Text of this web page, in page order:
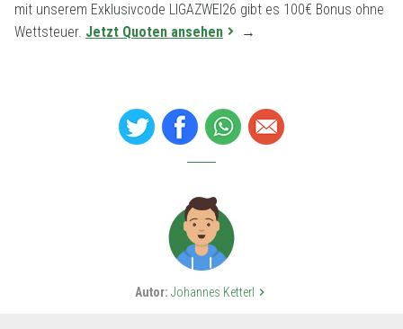
mit unserem Exklusivcode LIGAZWEI26 gibt es 100€ Bonus ohne
Wettsteuer. Jetzt Quoten ansehen →
Autor: Johannes Ketterl keyboard_arrow_right